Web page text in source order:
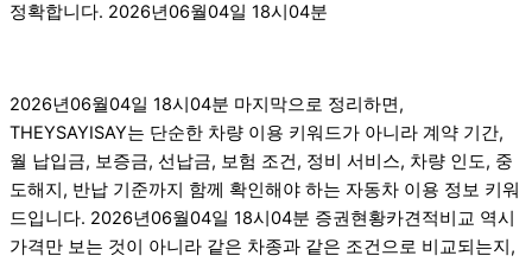
정확합니다. 2026년06월04일 18시04분
2026년06월04일 18시04분 마지막으로 정리하면,
THEYSAYISAY는 단순한 차량 이용 키워드가 아니라 계약 기간,
월 납입금, 보증금, 선납금, 보험 조건, 정비 서비스, 차량 인도, 중
도해지, 반납 기준까지 함께 확인해야 하는 자동차 이용 정보 키워
드입니다. 2026년06월04일 18시04분 증권현황카견적비교 역시
가격만 보는 것이 아니라 같은 차종과 같은 조건으로 비교되는지,